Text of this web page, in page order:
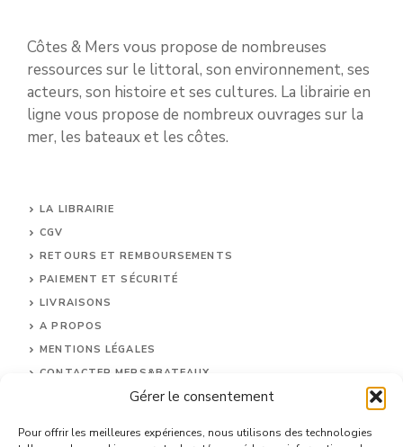
Gérer le consentement
Pour offrir les meilleures expériences, nous utilisons des technologies
Côtes & Mers vous propose de nombreuses
ressources sur le littoral, son environnement, ses
acteurs, son histoire et ses cultures. La librairie en
ligne vous propose de nombreux ouvrages sur la
mer, les bateaux et les côtes.
LA LIBRAIRIE
CGV
RETOURS ET REMBOURSEMENTS
PAIEMENT ET SÉCURITÉ
LIVRAISONS
A PROPOS
MENTIONS LÉGALES
CONTACTER MERS&BATEAUX